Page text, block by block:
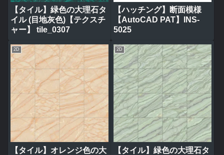
【タイル】緑色の大理石タ
イル (目地灰色)【テクスチ
ャー】 tile_0307
【ハッチング】断面模様
【AutoCAD PAT】INS-
5025
2D
【タイル】オレンジ色の大
2D
【タイル】緑色の大理石タ